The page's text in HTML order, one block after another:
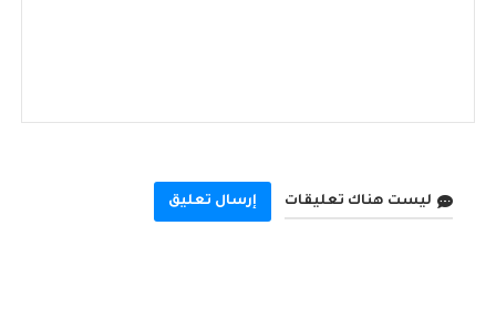
ليست هناك تعليقات إرسال تعليق